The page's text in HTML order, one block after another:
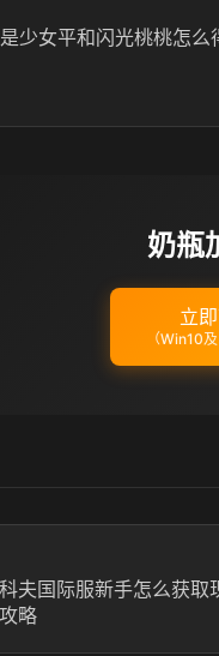
少女平和闪光桃桃怎么
奶瓶
立
（Win10
夫国际服新手怎么获取
略